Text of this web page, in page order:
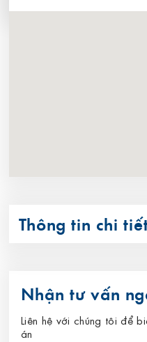
Thông tin chi
Nhận tư vấn
Liên hệ với chúng tôi để
án